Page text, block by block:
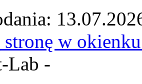
stronę w